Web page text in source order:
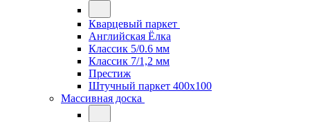
Кварцевый паркет
Английская Ёлка
Классик 5/0.6 мм
Классик 7/1,2 мм
Престиж
Штучный паркет 400x100
Массивная доска